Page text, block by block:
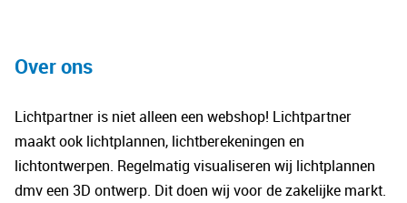
Over ons
Lichtpartner is niet alleen een webshop! Lichtpartner
maakt ook lichtplannen, lichtberekeningen en
lichtontwerpen. Regelmatig visualiseren wij lichtplannen
dmv een 3D ontwerp. Dit doen wij voor de zakelijke markt.